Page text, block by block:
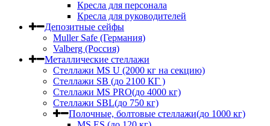
Кресла для персонала
Кресла для руководителей
Депозитные сейфы
Muller Safe (Германия)
Valberg (Россия)
Металлические стеллажи
Стеллажи MS U (2000 кг на секцию)
Стеллажи SB (до 2100 КГ )
Стеллажи MS PRO(до 4000 кг)
Стеллажи SBL(до 750 кг)
Полочные, болтовые стеллажи(до 1000 кг)